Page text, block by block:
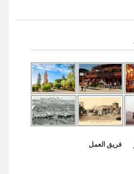
فريق العمل